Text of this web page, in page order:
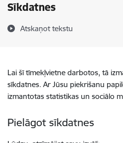
Sīkdatnes
Atskaņot tekstu
Lai šī tīmekļvietne darbotos, tā
sīkdatnes. Ar Jūsu piekrišanu
izmantotas statistikas un sociālo
Pielāgot sīkdatnes